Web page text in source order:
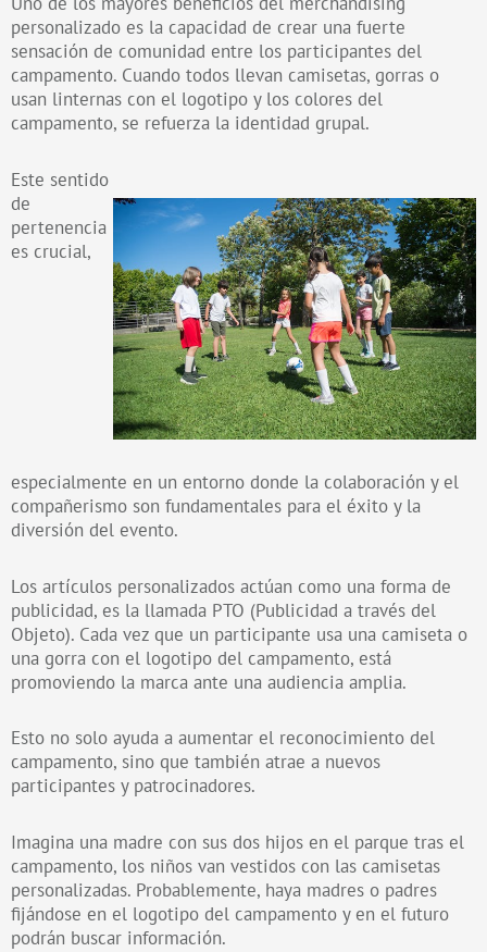
personalizado es la capacidad de crear una fuerte
sensación de comunidad entre los participantes del
campamento. Cuando todos llevan camisetas, gorras o
usan linternas con el logotipo y los colores del
campamento, se refuerza la identidad grupal.
Este sentido
de
pertenencia
es crucial,
especialmente en un entorno donde la colaboración y el
compañerismo son fundamentales para el éxito y la
diversión del evento.
Los artículos personalizados actúan como una forma de
publicidad, es la llamada PTO (Publicidad a través del
Objeto). Cada vez que un participante usa una camiseta o
una gorra con el logotipo del campamento, está
promoviendo la marca ante una audiencia amplia.
Esto no solo ayuda a aumentar el reconocimiento del
campamento, sino que también atrae a nuevos
participantes y patrocinadores.
Imagina una madre con sus dos hijos en el parque tras el
campamento, los niños van vestidos con las camisetas
personalizadas. Probablemente, haya madres o padres
fijándose en el logotipo del campamento y en el futuro
podrán buscar información.